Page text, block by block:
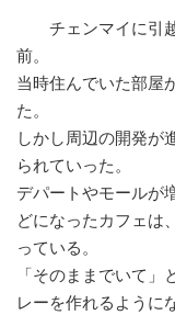
チェンマイに引越
前。
当時住んでいた部屋
た。
しかし周辺の開発が
られていった。
デパートやモールが
どになったカフェは
っている。
「そのままでいて
レーを作れるように